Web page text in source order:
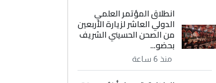
انطلاق المؤتمر العلمي
الدولي العاشر لزيارة الأربعين
من الصحن الحسيني الشريف
بحضو...
منذ 6 ساعة